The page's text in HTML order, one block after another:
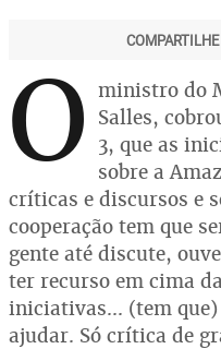
COMPARTILHE
O ministro do
Salles,
3, que as
sobre a
críticas e discursos e
cooperação tem que
gente até discute,
ter recurso em cima
iniciativas... (tem
ajudar. Só crítica de